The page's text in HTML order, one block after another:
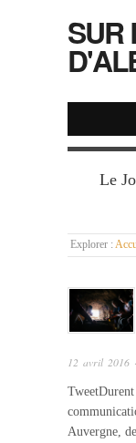
SUR
Le
Explorer :
12 avril 2016
Auvergne,